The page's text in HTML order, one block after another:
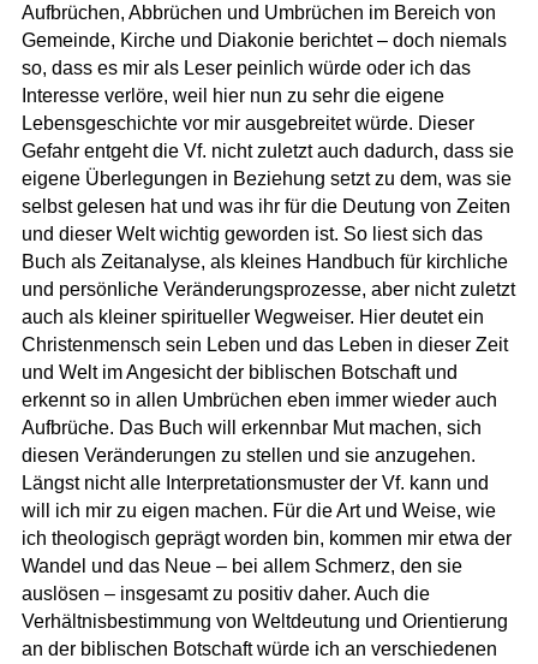
Aufbrüchen, Abbrüchen und Umbrüchen im Bereich von
Gemeinde, Kirche und Diakonie berichtet – doch niemals
so, dass es mir als Leser peinlich würde oder ich das
Interesse verlöre, weil hier nun zu sehr die eigene
Lebensgeschichte vor mir ausgebreitet würde. Dieser
Gefahr entgeht die Vf. nicht zuletzt auch dadurch, dass sie
eigene Überlegungen in Beziehung setzt zu dem, was sie
selbst gelesen hat und was ihr für die Deutung von Zeiten
und dieser Welt wichtig geworden ist. So liest sich das
Buch als Zeitanalyse, als kleines Handbuch für kirchliche
und persönliche Veränderungsprozesse, aber nicht zuletzt
auch als kleiner spiritueller Wegweiser. Hier deutet ein
Christenmensch sein Leben und das Leben in dieser Zeit
und Welt im Angesicht der biblischen Botschaft und
erkennt so in allen Umbrüchen eben immer wieder auch
Aufbrüche. Das Buch will erkennbar Mut machen, sich
diesen Veränderungen zu stellen und sie anzugehen.
Längst nicht alle Interpretationsmuster der Vf. kann und
will ich mir zu eigen machen. Für die Art und Weise, wie
ich theologisch geprägt worden bin, kommen mir etwa der
Wandel und das Neue – bei allem Schmerz, den sie
auslösen – insgesamt zu positiv daher. Auch die
Verhältnisbestimmung von Weltdeutung und Orientierung
an der biblischen Botschaft würde ich an verschiedenen